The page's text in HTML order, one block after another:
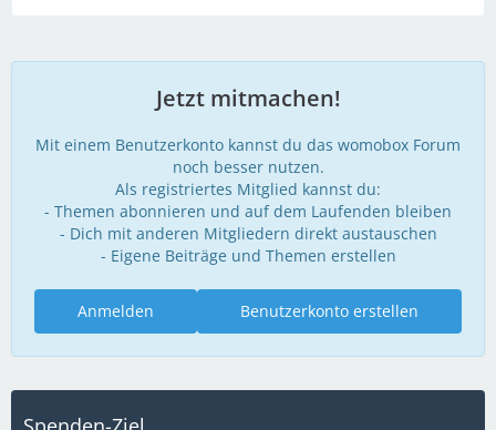
Jetzt mitmachen!
Mit einem Benutzerkonto kannst du das womobox Forum
noch besser nutzen.
Als registriertes Mitglied kannst du:
- Themen abonnieren und auf dem Laufenden bleiben
- Dich mit anderen Mitgliedern direkt austauschen
- Eigene Beiträge und Themen erstellen
Benutzerkonto erstellen
Anmelden